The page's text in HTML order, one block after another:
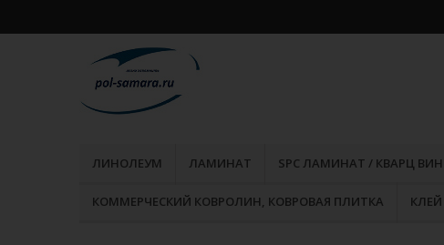
ЛИНОЛЕУМ ЛАМИНАТ SPC ЛАМИНАТ / КВАРЦ
КОММЕРЧЕСКИЙ КОВРОЛИН, КОВРОВАЯ ПЛИТКА КЛЕЙ